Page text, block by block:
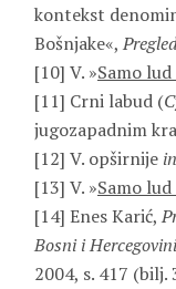
kontekst
Bošnjake«,
[10] V. »Samo
[11] Crni labud (
jugozapadnim
[12] V. opširnije in
[13] V. »Samo
[14] Enes Karić,
Bosni i
2004, s. 417 (bilj.